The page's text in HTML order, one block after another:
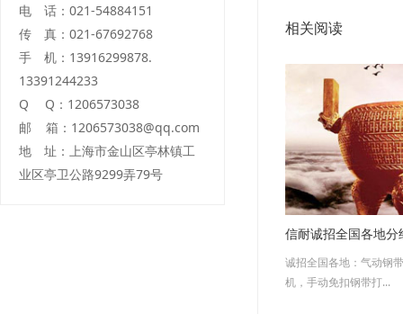
电 话：021-54884151
传 真：021-67692768
手 机：13916299878.
13391244233
Q Q：1206573038
邮 箱：1206573038@qq.com
地 址：上海市金山区亭林镇工
业区亭卫公路9299弄79号
相关阅读
信耐诚招全国各地分
诚招全国各地：气动钢
机，手动免扣钢带打...